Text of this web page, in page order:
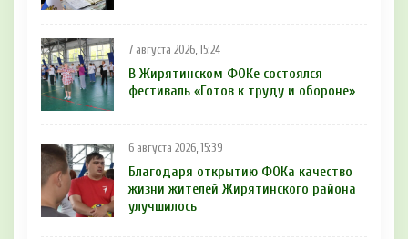
7 августа 2026, 15:24
В Жирятинском ФОКе состоялся
фестиваль «Готов к труду и обороне»
6 августа 2026, 15:39
Благодаря открытию ФОКа качество
жизни жителей Жирятинского района
улучшилось